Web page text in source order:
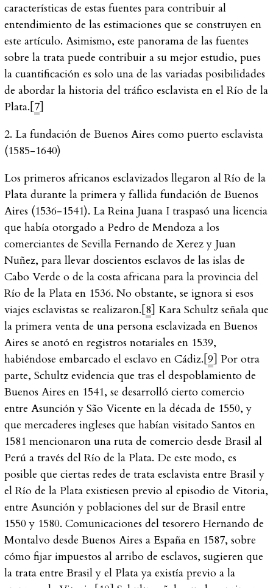
características de estas fuentes para contribuir al
entendimiento de las estimaciones que se construyen en
este artículo. Asimismo, este panorama de las fuentes
sobre la trata puede contribuir a su mejor estudio, pues
la cuantificación es solo una de las variadas posibilidades
de abordar la historia del tráfico esclavista en el Río de la
Plata.[7]
2. La fundación de Buenos Aires como puerto esclavista
(1585-1640)
Los primeros africanos esclavizados llegaron al Río de la
Plata durante la primera y fallida fundación de Buenos
Aires (1536-1541). La Reina Juana I traspasó una licencia
que había otorgado a Pedro de Mendoza a los
comerciantes de Sevilla Fernando de Xerez y Juan
Nuñez, para llevar doscientos esclavos de las islas de
Cabo Verde o de la costa africana para la provincia del
Río de la Plata en 1536. No obstante, se ignora si esos
viajes esclavistas se realizaron.[8] Kara Schultz señala que
la primera venta de una persona esclavizada en Buenos
Aires se anotó en registros notariales en 1539,
habiéndose embarcado el esclavo en Cádiz.[9] Por otra
parte, Schultz evidencia que tras el despoblamiento de
Buenos Aires en 1541, se desarrolló cierto comercio
entre Asunción y São Vicente en la década de 1550, y
que mercaderes ingleses que habían visitado Santos en
1581 mencionaron una ruta de comercio desde Brasil al
Perú a través del Río de la Plata. De este modo, es
posible que ciertas redes de trata esclavista entre Brasil y
el Río de la Plata existiesen previo al episodio de Vitoria,
entre Asunción y poblaciones del sur de Brasil entre
1550 y 1580. Comunicaciones del tesorero Hernando de
Montalvo desde Buenos Aires a España en 1587, sobre
cómo fijar impuestos al arribo de esclavos, sugieren que
la trata entre Brasil y el Plata ya existía previo a la